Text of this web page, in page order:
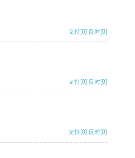
支持[0] 反对[0]
支持[0] 反对[0]
支持[0] 反对[0]